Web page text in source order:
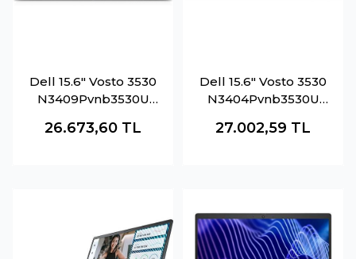
Dell 15.6" Vosto 3530
N3409Pvnb3530U
Ram-512Gb Nvme-
26.673,60 TL
Dell 15.6" Vosto 3530
N3404Pvnb3530U
Ram-512Gb Nvme-
27.002,59 TL